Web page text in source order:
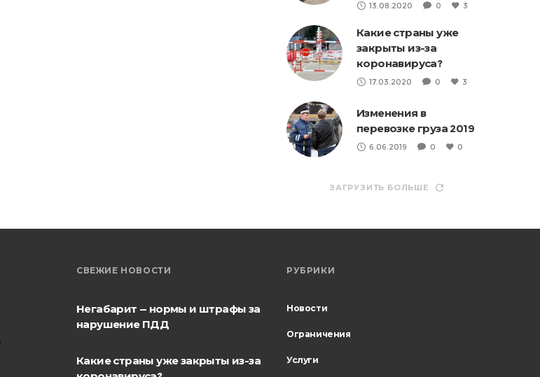
13.08.2020 0 3
Какие страны уже
закрыты из-за
коронавируса?
17.03.2020 0 3
Изменения в
перевозке груза 2019
6.06.2019 0 0
ЗАГРУЗИТЬ БОЛЬШЕ
СВЕЖИЕ НОВОСТИ
Негабарит — нормы и штрафы за
нарушение ПДД
Какие страны уже закрыты из-за
РУБРИКИ
Новости
Ограничения
Услуги